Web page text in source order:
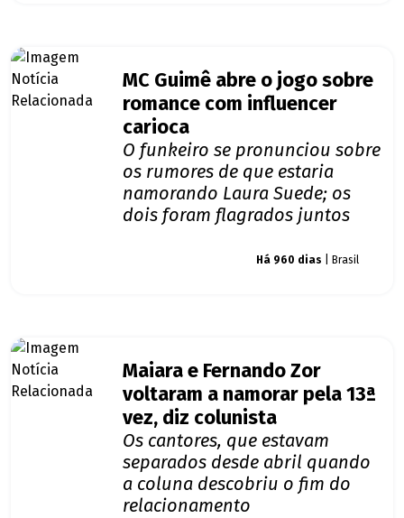
MC Guimê abre o jogo sobre
romance com influencer
carioca
O funkeiro se pronunciou sobre
os rumores de que estaria
namorando Laura Suede; os
dois foram flagrados juntos
Há 960 dias | Brasil
Maiara e Fernando Zor
voltaram a namorar pela 13ª
vez, diz colunista
Os cantores, que estavam
separados desde abril quando
a coluna descobriu o fim do
relacionamento